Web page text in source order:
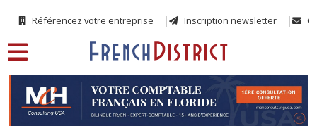
Référencez votre entreprise Inscription newsletter